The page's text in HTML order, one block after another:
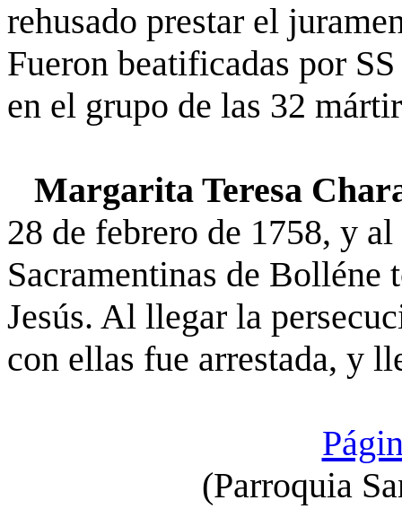
rehusado prestar el
Fueron beatificadas por
en el grupo de las 32
Margarita Teresa
28 de febrero de 1758, y
Sacramentinas de
Jesús. Al llegar la
con ellas fue arrestada, y
(Parroquia